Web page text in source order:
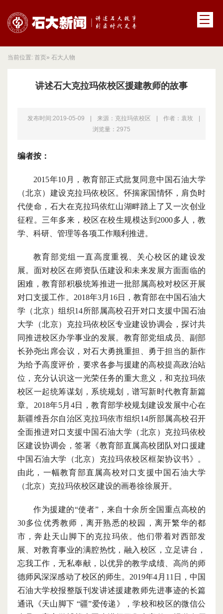
当前位置: 首页» 石大人物
讲述石大克拉玛依校区援建教师的故事
发布时间:2019-05-09 来源：克拉玛依校区 作者：袁玫
浏览量： 2975
编者按：
2015年10月，教育部正式批复同意中国石油大学
（北京）建设克拉玛依校区。怀揣家国情怀，肩负时
代使命，石大在克拉玛依红山湖畔踏上了又一次创业
征程。三年多来，校区在校生规模达到 2000多人，教
学、科研、管理等各项工作顺利推进。
教育部党组一直高度重视、关心校区的建设发
展。面对校区在师资队伍建设和未来发展方面面临的
困难，教育部积极统筹推进一批部属高校对校区开展
对口支援工作。 2018年3月16日，教育部在中国石油大
学（北京）组织14所部属高校召开对口支援中国石油
大学（北京）克拉玛依校区专业建设协调会，探讨共
同推进校区办学事业的发展。教育部党组成员、副部
长孙尧出席会议，对石大勇挑重担、勇于担当的新作
为给予高度评价，要求各参与援建的高校提高政治站
位，充分认识这一光荣任务的重大意义，和克拉玛依
校区一起统筹谋划，系统规划，谱写新时代教育新篇
章。2018年5月4日，教育部学校规划建设发展中心在
新疆维吾尔自治区克拉玛依市组织14所部属高校召开
全面推进对口支援中国石油大学（北京）克拉玛依校
区建设协调会，签署《教育部直属高校团队对口援建
中国石油大学（北京）克拉玛依校区框架协议书》。
由此，一幅教育部直属高校对口支援中国石油大学
（北京）克拉玛依校区建设的画卷徐徐展开。
作为援建的“使者”，来自十余所全国重点高校的
30多位优秀教师，离开熟悉的校园，离开繁华的都
市，奔赴天山脚下的克拉玛依。他们带着对西部发
展、对教育事业的满腔热忱，融入校区，立足讲台，
忘我工作，无私奉献，以优异的教学成绩、高尚的师
德师风深深感动了校区的师生。2019年4月11日，中国
石油大学校报整版刊发讲述援建教师先进事迹的长篇
通讯《天山脚下 “疆”爱传递》，学校和校区的微信公